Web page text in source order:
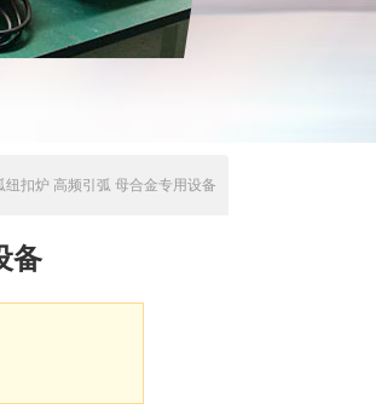
纽扣炉 高频引弧 母合金专用设备
备